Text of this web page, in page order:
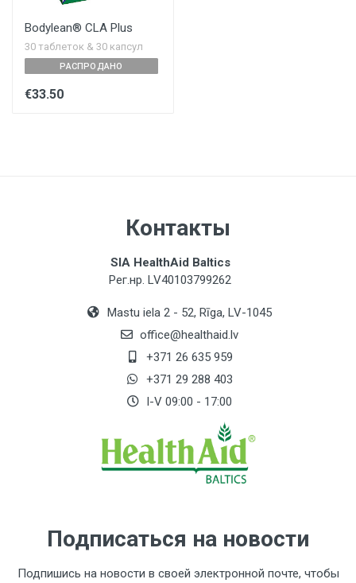
Bodylean® CLA Plus
30 таблеток & 30 капсул
РАСПРОДАНО
€33.50
Контакты
SIA HealthAid Baltics
Рег.нр. LV40103799262
Mastu iela 2 - 52, Rīga, LV-1045
office@healthaid.lv
+371 26 635 959
+371 29 288 403
I-V 09:00 - 17:00
Подписаться на новости
Подпишись на новости в своей электронной почте, чтобы